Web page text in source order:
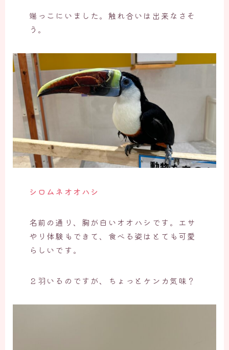
端っこにいました。触れ合いは出来なさそ
う。
シロムネオオハシ
名前の通り、胸が白いオオハシです。エサ
やり体験もできて、食べる姿はとても可愛
らしいです。
２羽いるのですが、ちょっとケンカ気味？